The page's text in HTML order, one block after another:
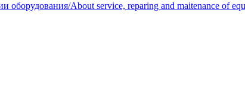
About service, reparing and maitenance of